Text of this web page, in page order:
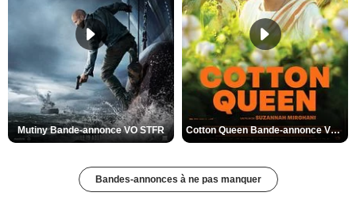
Mutiny Bande-annonce VO STFR Cotton Queen Bande-annonce VO STFR
Bandes-annonces à ne pas manquer